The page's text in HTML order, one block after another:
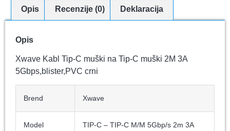
Opis Recenzije (0) Deklaracija
Opis
Xwave Kabl Tip-C muški na Tip-C muški 2M 3A
5Gbps,blister,PVC crni
Brend Xwave
Model
TIP-C – TIP-C M/M 5Gbp/s 2m 3A